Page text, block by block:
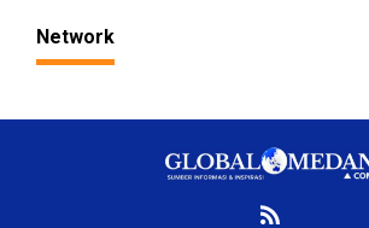
Network